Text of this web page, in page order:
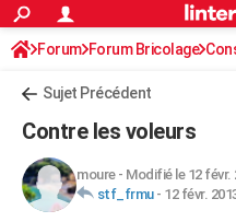
ACTUALITÉS
Politique
Société
Faits Divers
Education
Monde
Villes
+
FINANCE
Retraite
Impôts
Epargne
Immobilier
Risques naturels par ville
Banque
Assurance
Crédit
AUTO
Forum Forum Bricolage
Sujet Précédent
Contre les voleurs
moure- Modifié le 12 févr.
stf_frmu- 12 févr.